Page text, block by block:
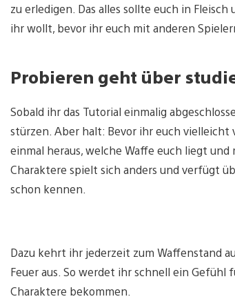
zu erledigen. Das alles sollte euch in
ihr wollt, bevor ihr euch mit anderen
Probieren geht über
Sobald ihr das Tutorial einmalig
stürzen. Aber halt: Bevor ihr euch
einmal heraus, welche Waffe euch liegt
Charaktere spielt sich anders und verfügt
schon kennen.
Dazu kehrt ihr jederzeit zum Waffenstand
Feuer aus. So werdet ihr schnell ein Gefühl
Charaktere bekommen.